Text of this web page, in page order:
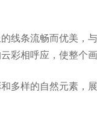
线条流畅而优美，
彩相呼应，使整个画
多样的自然元素，